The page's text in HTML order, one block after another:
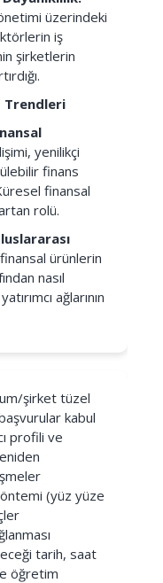
üzerindeki
iş
şirketlerin
Trendleri
yenilikçi
finans
finansal
rolü.
ürünlerin
nasıl
ağlarının
şirket tüzel
kabul
profili ve
(yüz yüze
tarih, saat
öğretim